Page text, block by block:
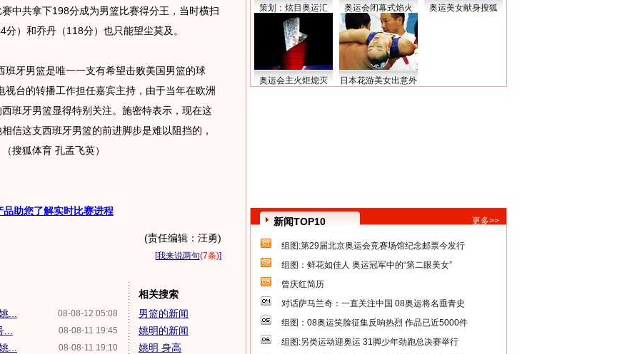
中共拿下198分成为男篮比赛得分王，当时横扫
）和乔丹（118分）也只能望尘莫及。
牙男篮是唯一一支有希望击败美国男篮的球
视台的转播工作担任嘉宾主持，由于当年在欧洲
班牙男篮显得特别关注。施密特表示，现在这
信这支西班牙男篮的前进脚步是难以阻挡的，
搜狐体育 孔孟飞英）
助您了解实时比赛进程
(责任编辑：汪勇)
[我来说两句(7条)]
08-08-12 05:08
...
08-08-11 19:45
08-08-11 19:10
...
相关搜索
男篮的新闻
姚明的新闻
姚明 身高
策划：炫目奥运汇 奥运会闭幕式焰火 奥运美女献身搜狐
奥运会主火炬熄灭 日本花游美女出意外
新闻TOP10 更多>>
组图:第29届北京奥运会竞赛场馆纪念邮票今发行
组图：鲜花如佳人 奥运冠军中的“第二眼美女”
曾庆红简历
对话萨马兰奇：一直关注中国 08奥运将名垂青史
组图：08奥运笑脸征集反响热烈 作品已近5000件
组图:另类运动迎奥运 31脚少年劲跑总决赛举行